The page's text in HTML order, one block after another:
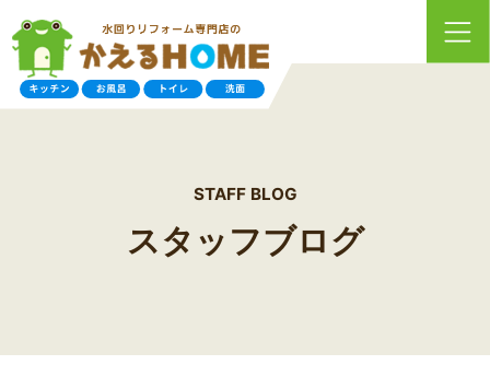
STAFF BLOG
スタッフブログ